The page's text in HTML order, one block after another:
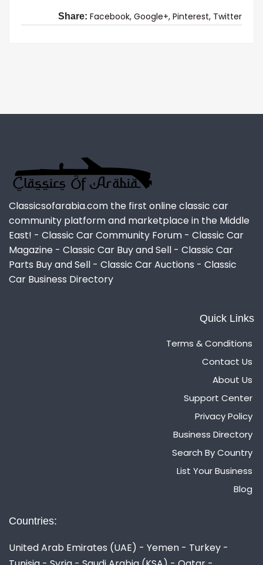
Share: Facebook, Google+, Pinterest, Twitter
Classicsofarabia.com the first online classic car
community platform and marketplace in the Middle
East! - Classic Car Community Forum - Classic Car
Magazine - Classic Car Buy and Sell - Classic Car
Parts Buy and Sell - Classic Car Auctions - Classic
Car Business Directory
Quick Links
Terms & Conditions
Contact Us
About Us
Support Center
Privacy Policy
Business Directory
Search By Country
List Your Business
Blog
Countries:
United Arab Emirates (UAE) - Yemen - Turkey -